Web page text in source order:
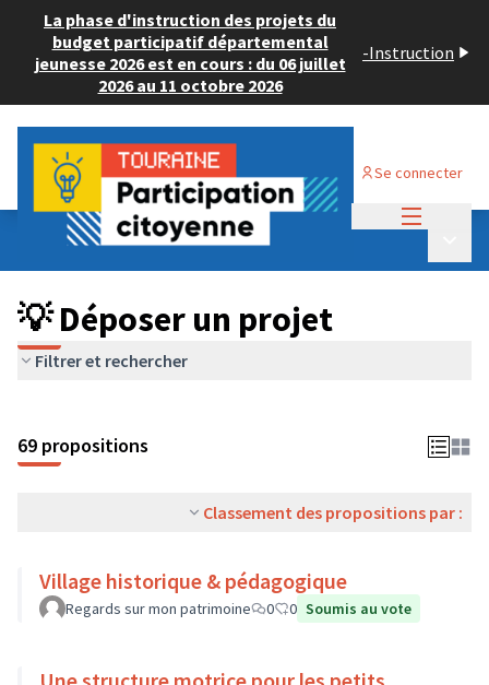
La phase d'instruction des projets du
budget participatif départemental
jeunesse 2026 est en cours : du 06 juillet
2026 au 11 octobre 2026
-Instruction
Se connecter
Budget Participatif ADULTE 2024
💡 Déposer un projet
💡 Déposer un projet
Filtrer et rechercher
69 propositions
Classement des propositions par :
Village historique & pédagogique
Regards sur mon patrimoine 0 0 Soumis au vote